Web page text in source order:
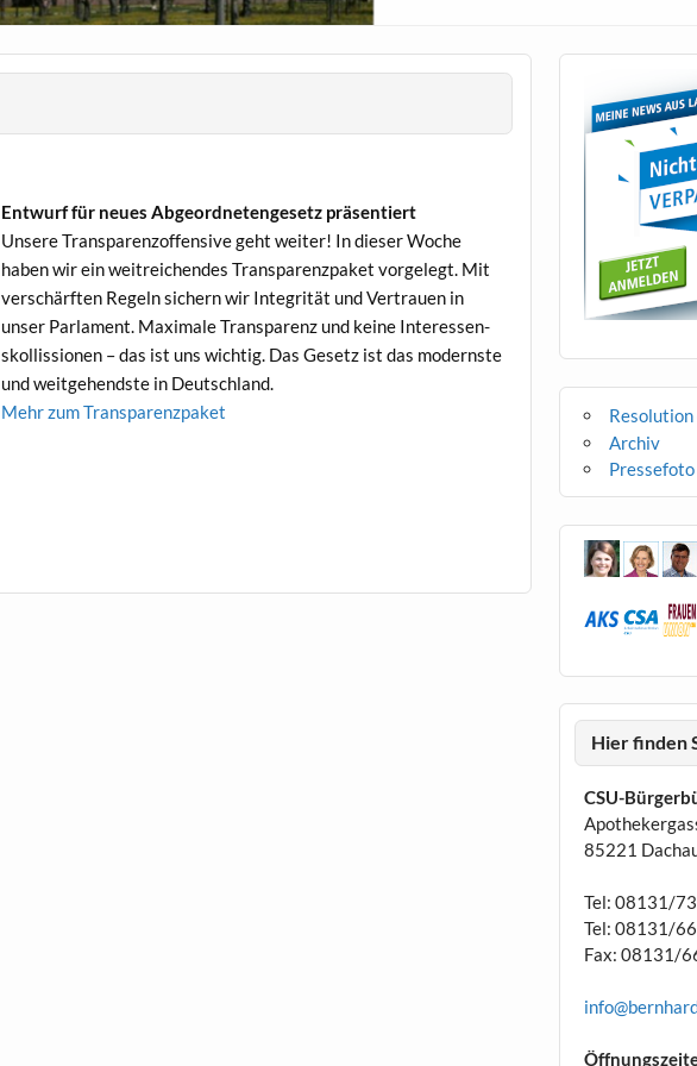
Entwurf für neues Abge­ord­netenge­setz präsentiert
Unsere Trans­paren­zof­fen­sive geht weit­er! In dieser Woche
haben wir ein weitre­ichen­des Trans­paren­z­paket vorgelegt. Mit
ver­schärften Regeln sich­ern wir Integrität und Ver­trauen in
unser Par­la­ment. Max­i­male Trans­parenz und keine Inter­essen­
skol­lis­sio­nen – das ist uns wichtig. Das Gesetz ist das mod­ern­ste
und weit­ge­hend­ste in Deutschland.
Mehr zum Transparenzpaket
Archiv
Pressefoto
Hier finden
CSU-
85221
Tel: 08131/
Tel: 08131/
Fax: 08131/